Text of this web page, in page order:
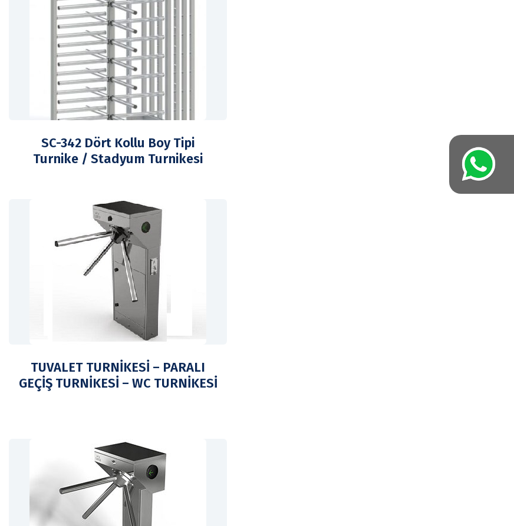
SC-342 Dört Kollu Boy Tipi
Turnike / Stadyum Turnikesi
TUVALET TURNİKESİ – PARALI
GEÇİŞ TURNİKESİ – WC TURNİKESİ